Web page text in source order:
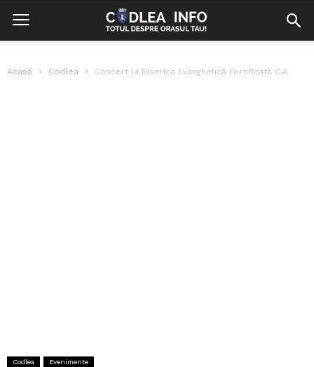
Acasă Codlea Concert la Biserica Evanghelică Fortificată C.A.
Codlea Evenimente